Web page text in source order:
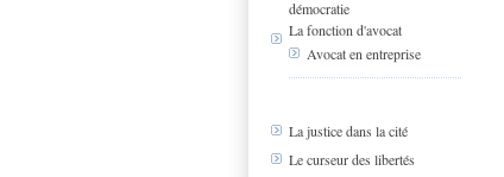
démocratie
La fonction d'avocat
Avocat en entreprise
La justice dans la cité
Le curseur des libertés